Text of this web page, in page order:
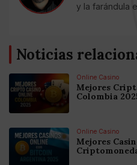
y la farándula
Noticias
Online Casino
Mejores
Colombia
Online Casino
Mejores